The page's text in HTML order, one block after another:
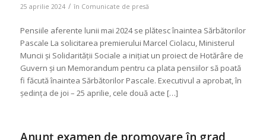
25 aprilie 2024 / în Comunicate de presă
Pensiile aferente lunii mai 2024 se plătesc înaintea Sărbătorilor
Pascale La solicitarea premierului Marcel Ciolacu, Ministerul
Muncii și Solidarității Sociale a inițiat un proiect de Hotărâre de
Guvern și un Memorandum pentru ca plata pensiilor să poată
fi făcută înaintea Sărbătorilor Pascale. Executivul a aprobat, în
ședința de joi – 25 aprilie, cele două acte […]